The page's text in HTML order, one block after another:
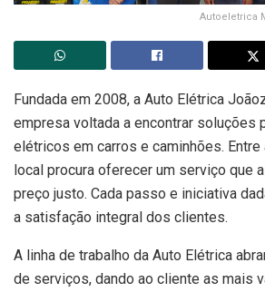
Autoeletrica
Fundada em 2008, a Auto Elétrica
empresa voltada a encontrar soluções
elétricos em carros e caminhões.
local procura oferecer um serviço que
preço justo. Cada passo e iniciativa
a satisfação integral dos clientes.
A linha de trabalho da Auto Elétrica
de serviços, dando ao cliente as mais